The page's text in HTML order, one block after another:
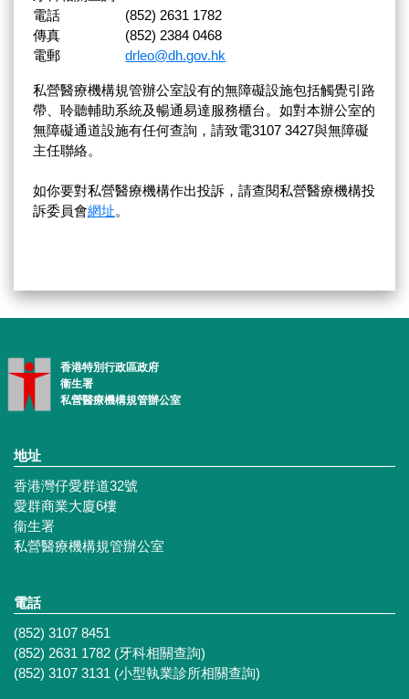
電話
(852) 2631 1782
傳真
(852) 2384 0468
電郵
drleo@dh.gov.hk
私營醫療機構規管辦公室設有的無障礙設施包括觸覺引路
帶、聆聽輔助系統及暢通易達服務櫃台。如對本辦公室的
無障礙通道設施有任何查詢，請致電3107 3427與無障礙
主任聯絡。
如你要對私營醫療機構作出投訴，請查閱私營醫療機構投
訴委員會網址。
香港特別行政區政府
衞生署
私營醫療機構規管辦公室
地址
香港灣仔愛群道32號
愛群商業大廈6樓
衞生署
私營醫療機構規管辦公室
電話
(852) 3107 8451
(852) 2631 1782 (牙科相關查詢)
(852) 3107 3131 (小型執業診所相關查詢)